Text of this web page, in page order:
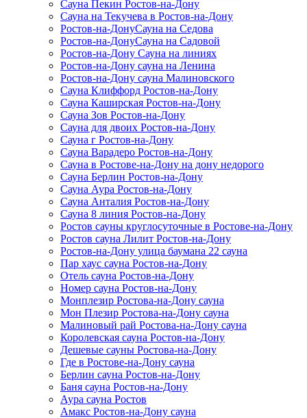
Сауна Пекин Ростов-на-Дону
Сауна на Текучева в Ростов-на-Дону
Ростов-на-ДонуСауна на Седова
Ростов-на-ДонуСауна на Садовой
Ростов-на-Дону Сауна на линиях
Ростов-на-Дону сауна на Ленина
Ростов-на-Дону сауна Малиновского
Сауна Клиффорд Ростов-на-Дону
Сауна Каширская Ростов-на-Дону
Сауна Зов Ростов-на-Дону
Сауна для двоих Ростов-на-Дону
Сауна г Ростов-на-Дону
Сауна Варадеро Ростов-на-Дону
Сауна в Ростове-на-Дону на дону недорого
Сауна Берлин Ростов-на-Дону
Сауна Аура Ростов-на-Дону
Сауна Анталия Ростов-на-Дону
Сауна 8 линия Ростов-на-Дону
Ростов сауны круглосуточные в Ростове-на-Дону
Ростов сауна Лилит Ростов-на-Дону
Ростов-на-Дону улица баумана 22 сауна
Пар хаус сауна Ростов-на-Дону
Отель сауна Ростов-на-Дону
Номер сауна Ростов-на-Дону
Монплезир Ростова-на-Дону сауна
Мон Плезир Ростова-на-Дону сауна
Малиновый рай Ростова-на-Дону сауна
Королевская сауна Ростов-на-Дону
Дешевые сауны Ростова-на-Дону
Где в Ростове-на-Дону сауна
Берлин сауна Ростов-на-Дону
Баня сауна Ростов-на-Дону
Аура сауна Ростов
Амакс Ростов-на-Дону сауна